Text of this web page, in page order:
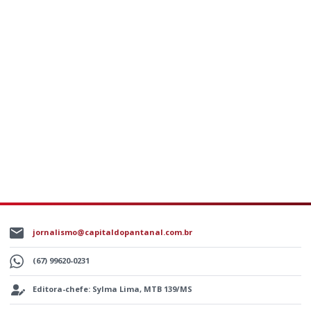
jornalismo@capitaldopantanal.com.br
(67) 99620-0231
Editora-chefe: Sylma Lima, MTB 139/MS